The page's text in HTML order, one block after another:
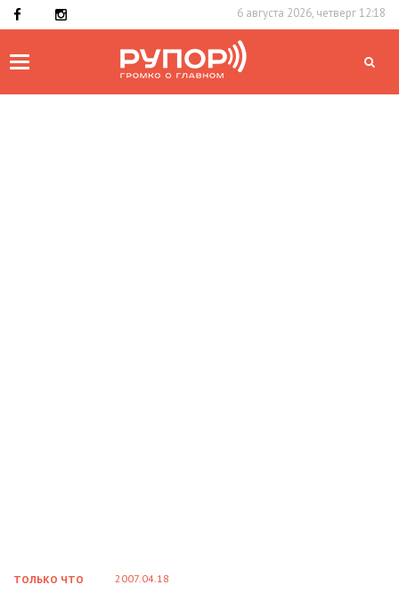
6 августа 2026, четверг 12:18
Toggle
ТОЛЬКО ЧТО 2007.04.18